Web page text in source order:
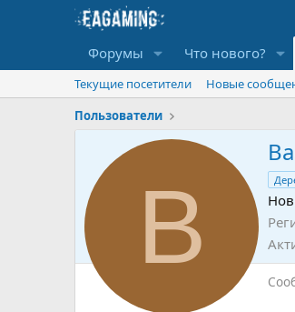
Форумы Что нового?
Текущие посетители
Новые
Пользователи
В